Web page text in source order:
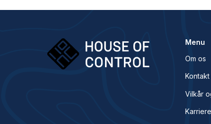
Menu
Om os
Kontakt
Vilkår
Karriere